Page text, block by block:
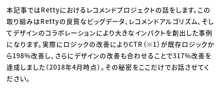
本記事ではRettyにおけるレコメンドプロジェクトの話をします。この
取り組みはRettyの良質なビッグデータ、レコメンドアルゴリズム、そし
てデザインのコラボレーションにより大きなインパクトを創出した事例
になります。実際にロジックの改善によりCTR（※1）が既存ロジックか
ら198%改善し、さらにデザインの改善も合わせることで317%改善を
達成しました（2018年4月時点）。その秘密をここだけでお話させてく
ださい。